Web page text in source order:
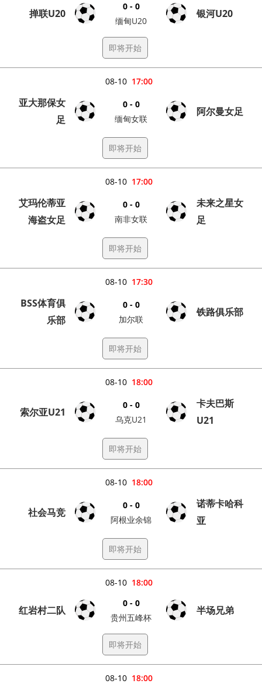
掸联U20
0 - 0
缅甸U20
银河U20
即将开始
17:00
08-10
亚大那保女
足
0 - 0
缅甸女联
阿尔曼女足
即将开始
17:00
08-10
艾玛伦蒂亚
海盗女足
0 - 0
南非女联
未来之星女
足
即将开始
17:30
08-10
BSS体育俱
乐部
0 - 0
加尔联
铁路俱乐部
即将开始
18:00
08-10
索尔亚U21
0 - 0
乌克U21
卡夫巴斯
U21
即将开始
18:00
08-10
社会马竞
0 - 0
阿根业余锦
诺蒂卡哈科
亚
即将开始
18:00
08-10
红岩村二队
0 - 0
贵州五峰杯
半场兄弟
即将开始
18:00
08-10